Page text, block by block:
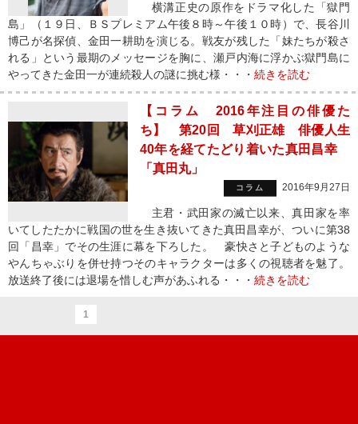
横溝正史の原作をドラマ化した「獄門
島」（１９日、ＢＳプレミアム午後８時～午後１０時）で、長谷川
博己が名探偵、金田一耕助を演じる。戦友が残した「妹たちが殺さ
れる」という最期のメッセージを胸に、瀬戸内海に浮かぶ獄門島に
やってきた金田一が連続殺人の謎に挑む様・・・ 続きを読む
【コラム 2016年注目の俳優た
ち】 第20回 草刈正雄 俳優人生
40年を経てたどり着いた真田昌幸
「真田丸」
コラム 2016年9月27日
主君・武田家の滅亡以来、真田家を率
いてしたたかに戦国の世を生き抜いてきた真田昌幸が、ついに第38
回「昌幸」でその生涯に幕を下ろした。 豪快さと子どものような
やんちゃぶりを併せ持つそのキャラクターは多くの視聴者を魅了。
放送終了後には退場を惜しむ声があふれる・・・ 続きを読む
1